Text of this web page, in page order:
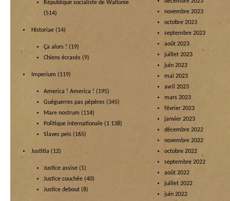
République socialiste de Wallonie
(514)
Historiae (14)
Ça alors ! (19)
Chiens écrasés (9)
Imperium (119)
America ! America ! (195)
Guéguerres pas pépères (345)
Mare nostrum (114)
Politique internationale (1 138)
Slaves peïs (165)
Justitia (12)
Justice assise (1)
Justice couchée (40)
Justice debout (8)
novembre 2023
octobre 2023
septembre 2023
août 2023
juillet 2023
juin 2023
mai 2023
avril 2023
mars 2023
février 2023
janvier 2023
décembre 2022
novembre 2022
octobre 2022
septembre 2022
août 2022
juillet 2022
juin 2022